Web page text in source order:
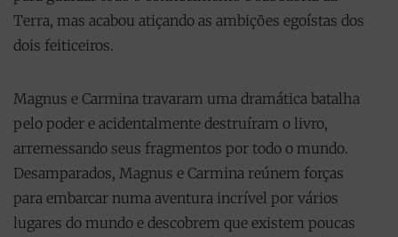
Terra, mas acabou atiçando as ambições egoístas dos
dois feiticeiros.
Magnus e Carmina travaram uma dramática batalha
pelo poder e acidentalmente destruíram o livro,
arremessando seus fragmentos por todo o mundo.
Desamparados, Magnus e Carmina reúnem forças
para embarcar numa aventura incrível por vários
lugares do mundo e descobrem que existem poucas